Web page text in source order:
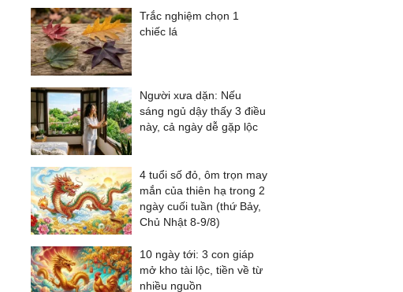
Trắc nghiệm chọn 1
chiếc lá
Người xưa dặn: Nếu
sáng ngủ dậy thấy 3 điều
này, cả ngày dễ gặp lộc
4 tuổi số đỏ, ôm trọn may
mắn của thiên hạ trong 2
ngày cuối tuần (thứ Bảy,
Chủ Nhật 8-9/8)
10 ngày tới: 3 con giáp
mở kho tài lộc, tiền về từ
nhiều nguồn